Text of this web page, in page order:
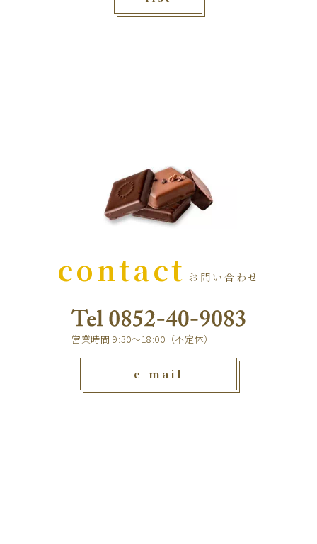
contact お問い合わせ
営業時間 9:30～18:00（不定休）
e-mail